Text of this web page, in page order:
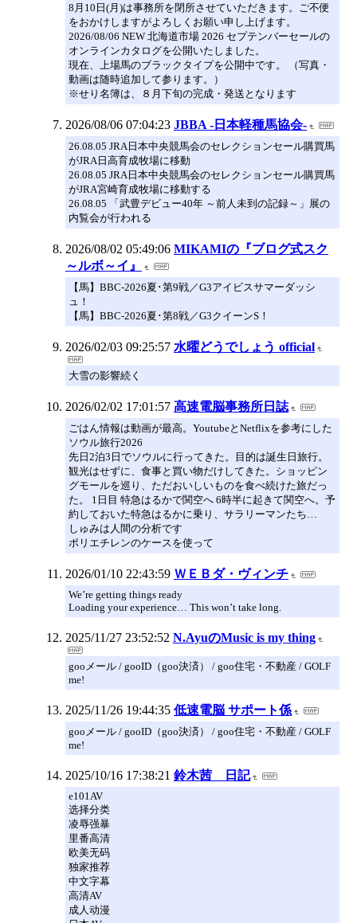
8月10日(月)は事務所を閉所させていただきます。ご不便
をおかけしますがよろしくお願い申し上げます。
2026/08/06 NEW 北海道市場 2026 セプテンバーセールの
オンラインカタログを公開いたしました。
現在、上場馬のブラックタイプを公開中です。 （写真・
動画は随時追加して参ります。）
※せり名簿は、８月下旬の完成・発送となります
2026/08/06 07:04:23 JBBA -日本軽種馬協会-
26.08.05 JRA日本中央競馬会のセレクションセール購買馬
がJRA日高育成牧場に移動
26.08.05 JRA日本中央競馬会のセレクションセール購買馬
がJRA宮崎育成牧場に移動する
26.08.05 「武豊デビュー40年 ～前人未到の記録～」展の
内覧会が行われる
2026/08/02 05:49:06 MIKAMIの『ブログ式スク
～ルボ～イ』
【馬】BBC-2026夏‪･‬第9戦／G3アイビスサマーダッシ
ュ！
【馬】BBC-2026夏‪･‬第8戦／G3クイーンS！
2026/02/03 09:25:57 水曜どうでしょう official
大雪の影響続く
2026/02/02 17:01:57 高速電脳事務所日誌
ごはん情報は動画が最高。YoutubeとNetflixを参考にした
ソウル旅行2026
先日2泊3日でソウルに行ってきた。目的は誕生日旅行。
観光はせずに、食事と買い物だけしてきた。ショッピン
グモールを巡り、ただおいしいものを食べ続けた旅だっ
た。 1日目 特急はるかで関空へ 6時半に起きて関空へ。予
約しておいた特急はるかに乗り、サラリーマンたち…
しゅみは人間の分析です
ポリエチレンのケースを使って
2026/01/10 22:43:59 ＷＥＢダ・ヴィンチ
We’re getting things ready
Loading your experience… This won’t take long.
2025/11/27 23:52:52 N.AyuのMusic is my thing
gooメール / gooID（goo決済） / goo住宅・不動産 / GOLF
me!
2025/11/26 19:44:35 低速電脳 サポート係
gooメール / gooID（goo決済） / goo住宅・不動産 / GOLF
me!
2025/10/16 17:38:21 鈴木茜 日記
e101AV
选择分类
凌辱强暴
里番高清
欧美无码
独家推荐
中文字幕
高清AV
成人动漫